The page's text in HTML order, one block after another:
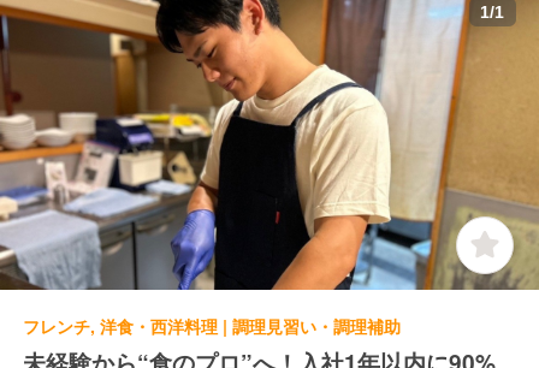
1/1
フレンチ, 洋食・西洋料理 | 調理見習い・調理補助